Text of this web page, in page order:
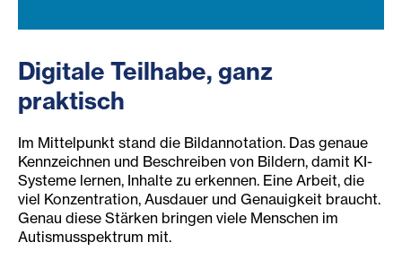
Digitale Teilhabe, ganz
praktisch
Im Mittelpunkt stand die Bildannotation. Das genaue
Kennzeichnen und Beschreiben von Bildern, damit KI-
Systeme lernen, Inhalte zu erkennen. Eine Arbeit, die
viel Konzentration, Ausdauer und Genauigkeit braucht.
Genau diese Stärken bringen viele Menschen im
Autismusspektrum mit.